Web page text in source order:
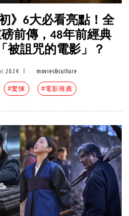
》6大必看亮點！全
前傳，48年前經典
被詛咒的電影」？
2024 movies&culture
#驚悚 #電影推薦